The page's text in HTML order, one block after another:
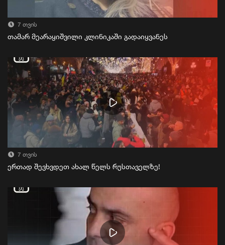
7 თვის
თამარ მეარაყიშვილი კლინიკაში გადაიყვანეს
7 თვის
ერთად შევხვდეთ ახალ წელს რუსთაველზე!